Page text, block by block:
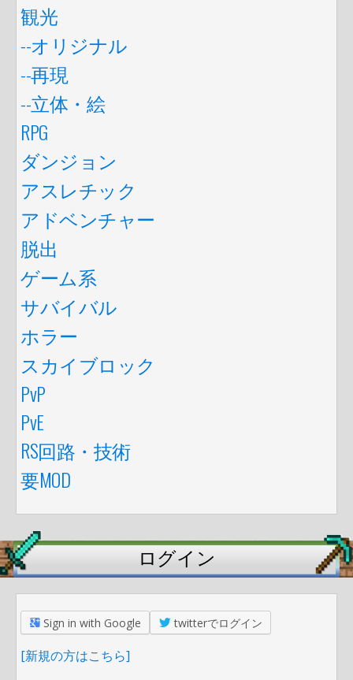
観光
--オリジナル
--再現
--立体・絵
RPG
ダンジョン
アスレチック
アドベンチャー
脱出
ゲーム系
サバイバル
ホラー
スカイブロック
PvP
PvE
RS回路・技術
要MOD
ログイン
Sign in with Google twitterでログイン
[新規の方はこちら]